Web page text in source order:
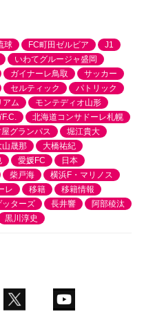
球 FC町田ゼルビア
J1
いわてグルージャ盛岡
ガイナーレ鳥取
サッカー
セルティック
パトリック
アム
モンテディオ山形
北海道コンサドーレ札幌
グランパス
堀江貴大
山晟那
大橋祐紀
愛媛FC
日本
柴戸海
横浜F・マリノス
レ 移籍
移籍情報
ターズ 長井響
阿部稜汰
黒川淳史